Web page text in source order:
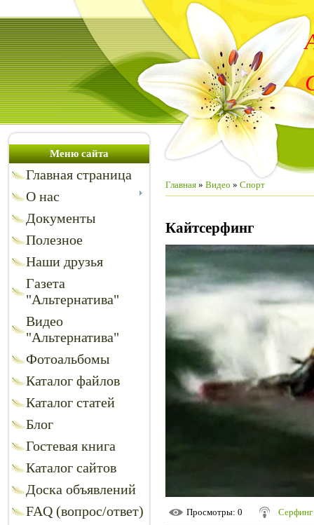
Меню сайта
Главная страница
О нас
Документы
Полезное
Наши друзья
Газета
"Альтернатива"
Видео
"Альтернатива"
Фотоальбомы
Каталог файлов
Каталог статей
Блог
Гостевая книга
Каталог сайтов
Доска объявлений
FAQ (вопрос/ответ)
Главная » Видео » Спорт
Кайтсерфинг
Просмотры: 0 Серфинг